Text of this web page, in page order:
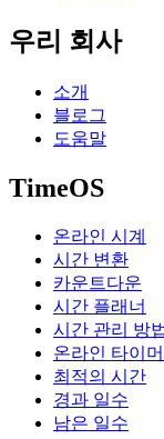
우리 회사
소개
블로그
도움말
TimeOS
온라인 시계
시간 변환
카운트다운
시간 플래너
시간 관리 방
온라인 타이머
최적의 시간
경과 일수
남은 일수